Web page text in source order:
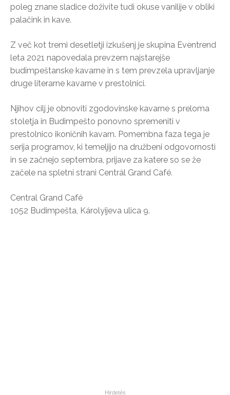
poleg znane sladice doživite tudi okuse vanilije v obliki
palačink in kave.
Z več kot tremi desetletji izkušenj je skupina Eventrend
leta 2021 napovedala prevzem najstarejše
budimpeštanske kavarne in s tem prevzela upravljanje
druge literarne kavarne v prestolnici.
Njihov cilj je obnoviti zgodovinske kavarne s preloma
stoletja in Budimpešto ponovno spremeniti v
prestolnico ikoničnih kavarn. Pomembna faza tega je
serija programov, ki temeljijo na družbeni odgovornosti
in se začnejo septembra, prijave za katere so se že
začele na spletni strani Centrál Grand Café.
Central Grand Café
1052 Budimpešta, Károlyijeva ulica 9.